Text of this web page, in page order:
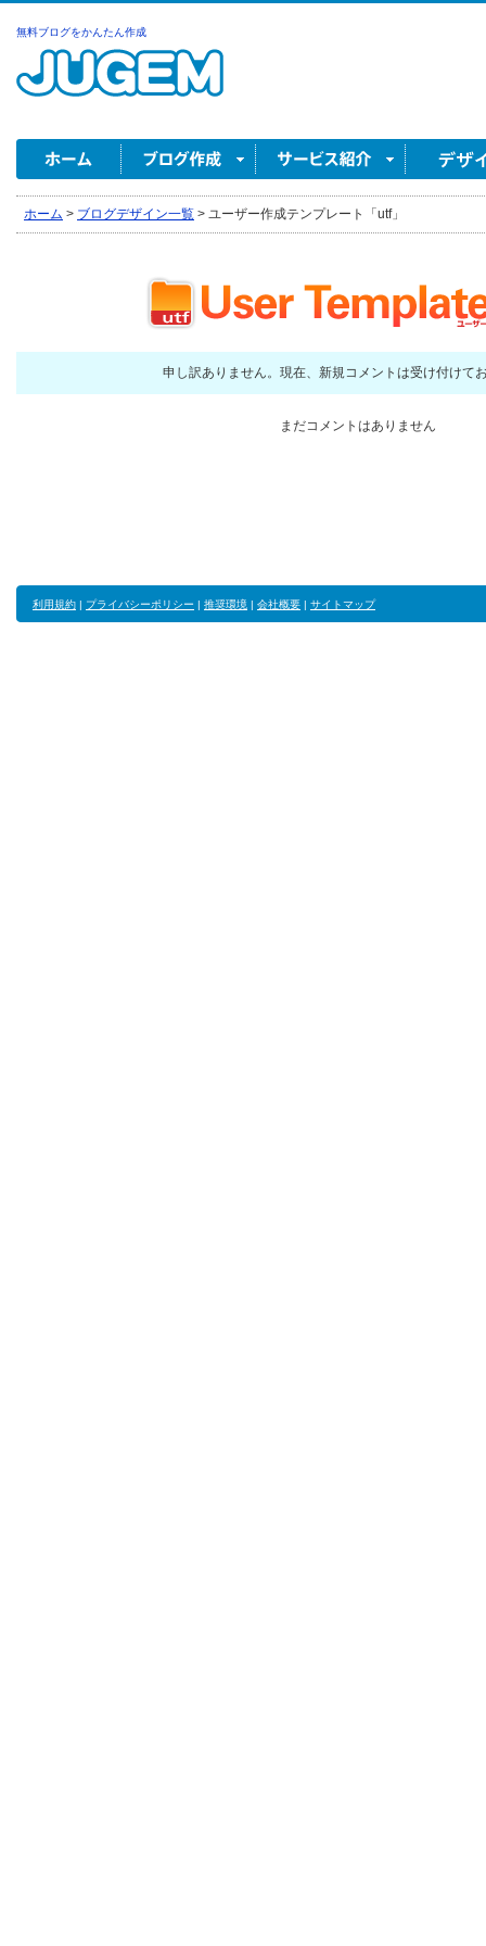
無料ブログをかんたん作成
ホーム > ブログデザイン一覧 > ユーザー作成テンプレート「utf」
申し訳ありません。現在、新規コメントは受け付けて
まだコメントはありません
利用規約 | プライバシーポリシー | 推奨環境 | 会社概要 | サイトマップ